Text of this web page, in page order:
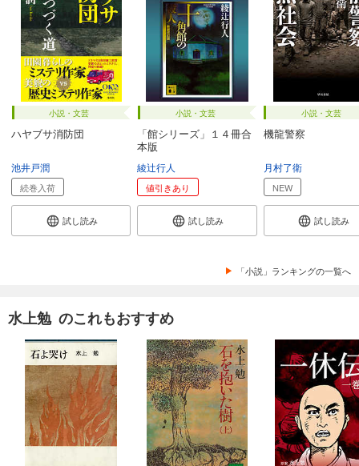
小説・文芸
ハヤブサ消防団
池井戸潤
続巻入荷
試し読み
小説・文芸
「館シリーズ」１４冊合
本版
綾辻行人
値引きあり
試し読み
小説・文芸
機龍警察
月村了衛
NEW
試し読み
「小説」ランキングの一覧へ
水上勉 のこれもおすすめ